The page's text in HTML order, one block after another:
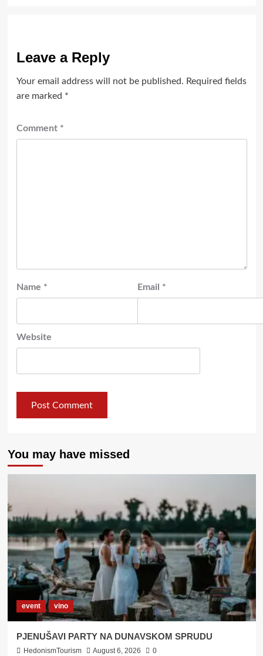
Leave a Reply
Your email address will not be published. Required fields
are marked *
Comment *
Name * Email *
Website
You may have missed
event vino
PJENUŠAVI PARTY NA DUNAVSKOM SPRUDU
HedonismTourism August 6, 2026 0